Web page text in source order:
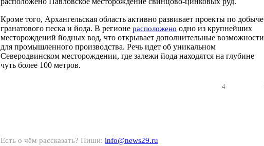
Кроме того, Архангельская область активно развивает проекты по добыче
гранатового песка и йода. В регионе расположено одно из крупнейших
месторождений йодных вод, что открывает дополнительные возможности
для промышленного производства. Речь идет об уникальном
Северодвинском месторождении, где залежи йода находятся на глубине
чуть более 100 метров.
4
Есть о чём рассказать? Пиши: info@news29.ru